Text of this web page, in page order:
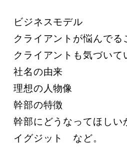
ビジネスモデル
クライアントが悩んでる
クライアントも気づいて
社名の由来
理想の人物像
幹部の特徴
幹部にどうなってほしい
イグジット　など。